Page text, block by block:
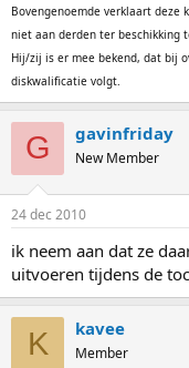
Bovengenoemde verklaart deze
niet aan derden ter beschikking
Hij/zij is er mee bekend, dat bij
diskwalificatie volgt.
G gavinfriday
New Member
24 dec 2010
ik neem aan dat ze
uitvoeren tijdens de
K kavee
Member